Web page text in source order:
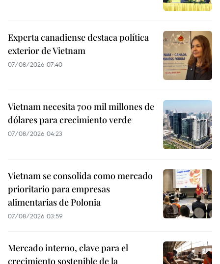
Experta canadiense destaca política
exterior de Vietnam
07/08/2026 07:40
Vietnam necesita 700 mil millones de
dólares para crecimiento verde
07/08/2026 04:23
Vietnam se consolida como mercado
prioritario para empresas
alimentarias de Polonia
07/08/2026 03:59
Mercado interno, clave para el
crecimiento sostenible de la